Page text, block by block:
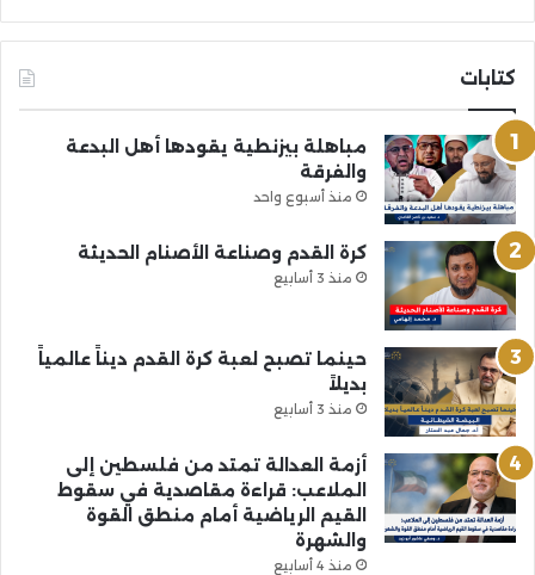
كتابات
مباهلة بيزنطية يقودها أهل البدعة
والفرقة
منذ أسبوع واحد
كرة القدم وصناعة الأصنام الحديثة
منذ 3 أسابيع
حينما تصبح لعبة كرة القدم ديناً عالمياً
بديلاً
منذ 3 أسابيع
أزمة العدالة تمتد من فلسطين إلى
الملاعب: قراءة مقاصدية في سقوط
القيم الرياضية أمام منطق القوة
والشهرة
منذ 4 أسابيع